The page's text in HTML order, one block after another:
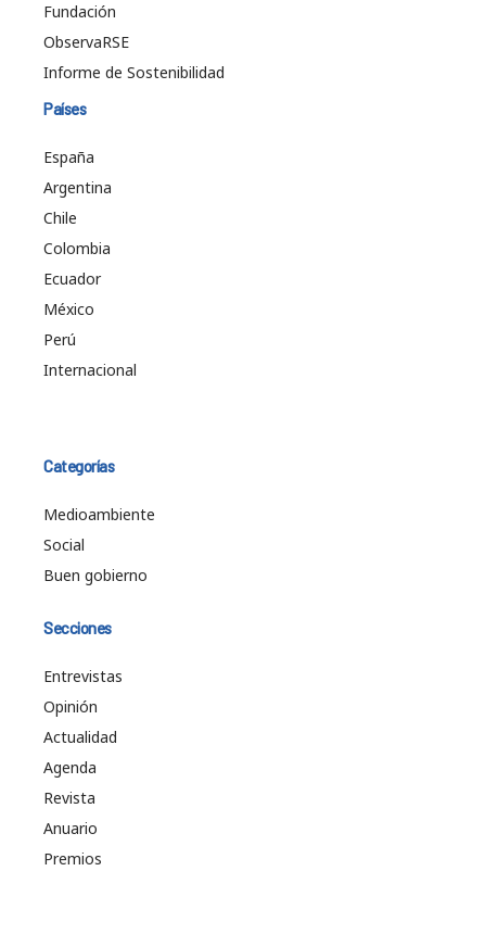
Fundación
ObservaRSE
Informe de Sostenibilidad
Países
España
Argentina
Chile
Colombia
Ecuador
México
Perú
Internacional
Categorías
Medioambiente
Social
Buen gobierno
Secciones
Entrevistas
Opinión
Actualidad
Agenda
Revista
Anuario
Premios